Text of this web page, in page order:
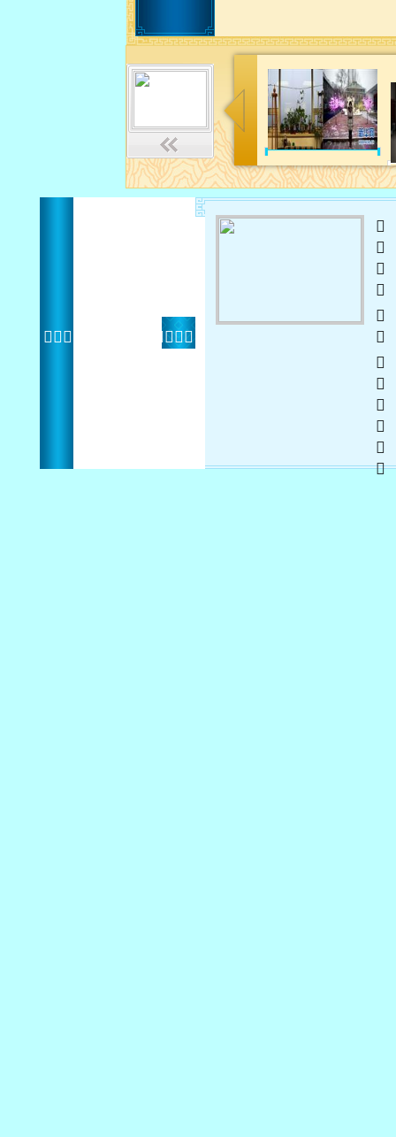
     